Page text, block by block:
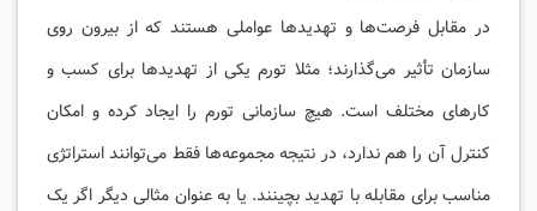
در مقابل فرصت‌ها و تهدیدها عواملی هستند که از بیرون روی
سازمان تأثیر می‌گذارند؛ مثلا تورم یکی از تهدیدها برای کسب و
کارهای مختلف است. هیچ سازمانی تورم را ایجاد کرده و امکان
کنترل آن را هم ندارد، در نتیجه مجموعه‌ها فقط می‌توانند استراتژی
مناسب برای مقابله با تهدید بچینند. یا به عنوان مثالی دیگر اگر یک